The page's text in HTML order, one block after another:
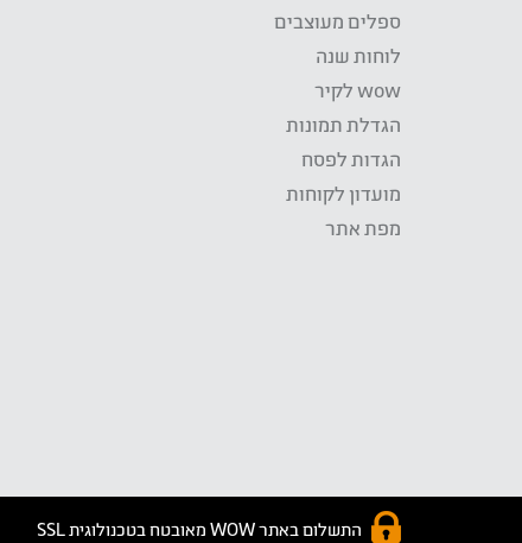
ספלים מעוצבים
לוחות שנה
wow לקיר
הגדלת תמונות
הגדות לפסח
מועדון לקוחות
מפת אתר
התשלום באתר WOW מאובטח בטכנולוגית SSL